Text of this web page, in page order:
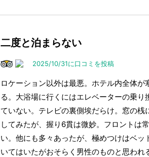
二度と泊まらない
2025/10/31に口コミを投稿
ロケーション以外は最悪。ホテル内全体
る。大浴場に行くにはエレベーターの乗
ていない。テレビの裏側埃だらけ。窓の
してみたが、握り6貫は微妙。フロントは
い。他にも多々あったが、極めつけはベ
いてはいたがおそらく男性のものと思わ